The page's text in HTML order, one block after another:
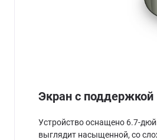
Экран с
Устройство оснащено 6.7-
выглядит насыщенной, со